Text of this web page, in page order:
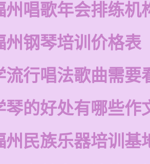
州唱歌年会排练机
州钢琴培训价格表
流行唱法歌曲需要
琴的好处有哪些作
州民族乐器培训基